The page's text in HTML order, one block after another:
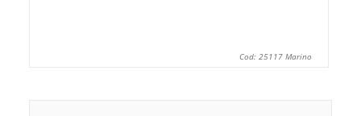
Cod: 25117 Marino